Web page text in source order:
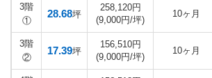
3階
①
28.68坪
258,120円
(9,000円/坪)
10ヶ月
3階
②
17.39坪
156,510円
(9,000円/坪)
10ヶ月